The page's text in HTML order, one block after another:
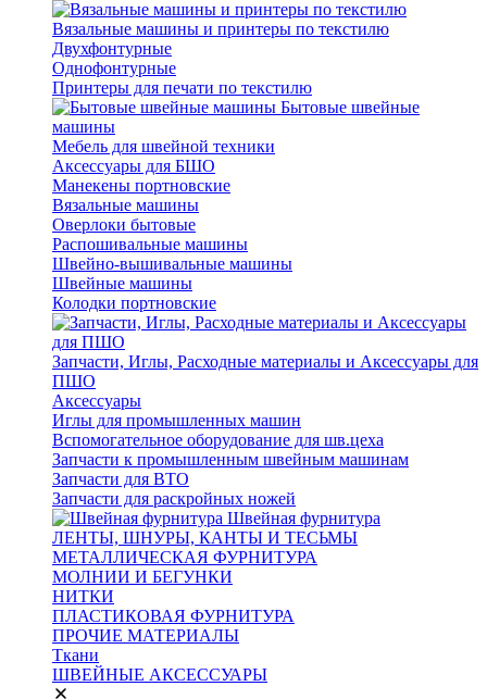
Вязальные машины и принтеры по текстилю
Двухфонтурные
Однофонтурные
Принтеры для печати по текстилю
Бытовые швейные
машины
Мебель для швейной техники
Аксессуары для БШО
Манекены портновские
Вязальные машины
Оверлоки бытовые
Распошивальные машины
Швейно-вышивальные машины
Швейные машины
Колодки портновские
Запчасти, Иглы, Расходные материалы и Аксессуары для
ПШО
Аксессуары
Иглы для промышленных машин
Вспомогательное оборудование для шв.цеха
Запчасти к промышленным швейным машинам
Запчасти для ВТО
Запчасти для раскройных ножей
Швейная фурнитура
ЛЕНТЫ, ШНУРЫ, КАНТЫ И ТЕСЬМЫ
МЕТАЛЛИЧЕСКАЯ ФУРНИТУРА
МОЛНИИ И БЕГУНКИ
НИТКИ
ПЛАСТИКОВАЯ ФУРНИТУРА
ПРОЧИЕ МАТЕРИАЛЫ
Ткани
ШВЕЙНЫЕ АКСЕССУАРЫ